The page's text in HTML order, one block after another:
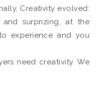
Creativity evolved:
and surprizing, at the
experience and you
need creativity. We